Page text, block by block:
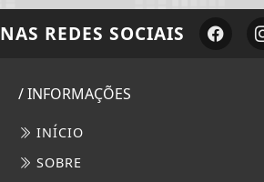
NAS REDES SOCIAIS
/ INFORMAÇÕES
INÍCIO
SOBRE